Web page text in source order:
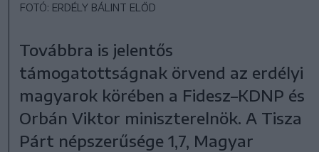
FOTÓ: ERDÉLY BÁLINT ELŐD
Továbbra is jelentős
támogatottságnak örvend az erdélyi
magyarok körében a Fidesz–KDNP és
Orbán Viktor miniszterelnök. A Tisza
Párt népszerűsége 1,7, Magyar